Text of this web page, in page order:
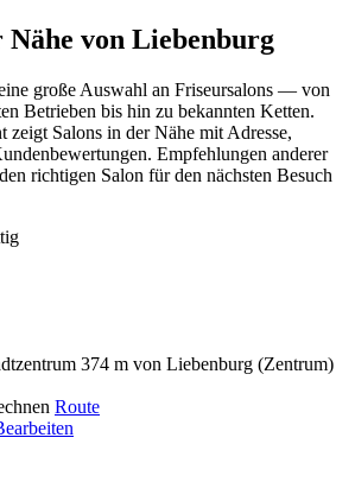
von Liebenburg
große Auswahl an Friseursalons — von
Betrieben bis hin zu bekannten Ketten.
zeigt Salons in der Nähe mit Adresse,
Empfehlungen anderer
richtigen Salon für den nächsten Besuch
374 m von Liebenburg (Zentrum)
Route